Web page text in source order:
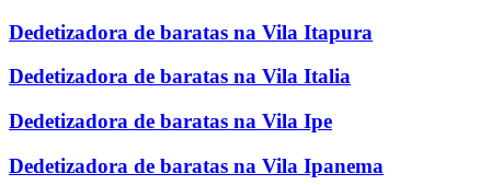
Dedetizadora de baratas na Vila Itapura
Dedetizadora de baratas na Vila Italia
Dedetizadora de baratas na Vila Ipe
Dedetizadora de baratas na Vila Ipanema